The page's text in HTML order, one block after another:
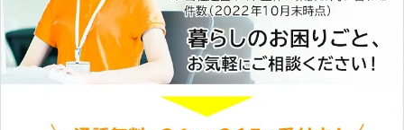
コンに関するご依頼を承っています。
ネットの接続に悩んでいたり、パソコ
ンの設定方法がわからなかったりする
ときは、弊社までご相談ください。
す。パソコンのことで分からないこと
があれば、まずは当店まで。ご連絡お
待ちしています。 ●パソコンが重
い！そんなときは再生サービスがおす
すめ 故障やウイルスの感染などのト
ラブルがなくても「最近パソコンが重
たい」というとき、お使いのパソコン